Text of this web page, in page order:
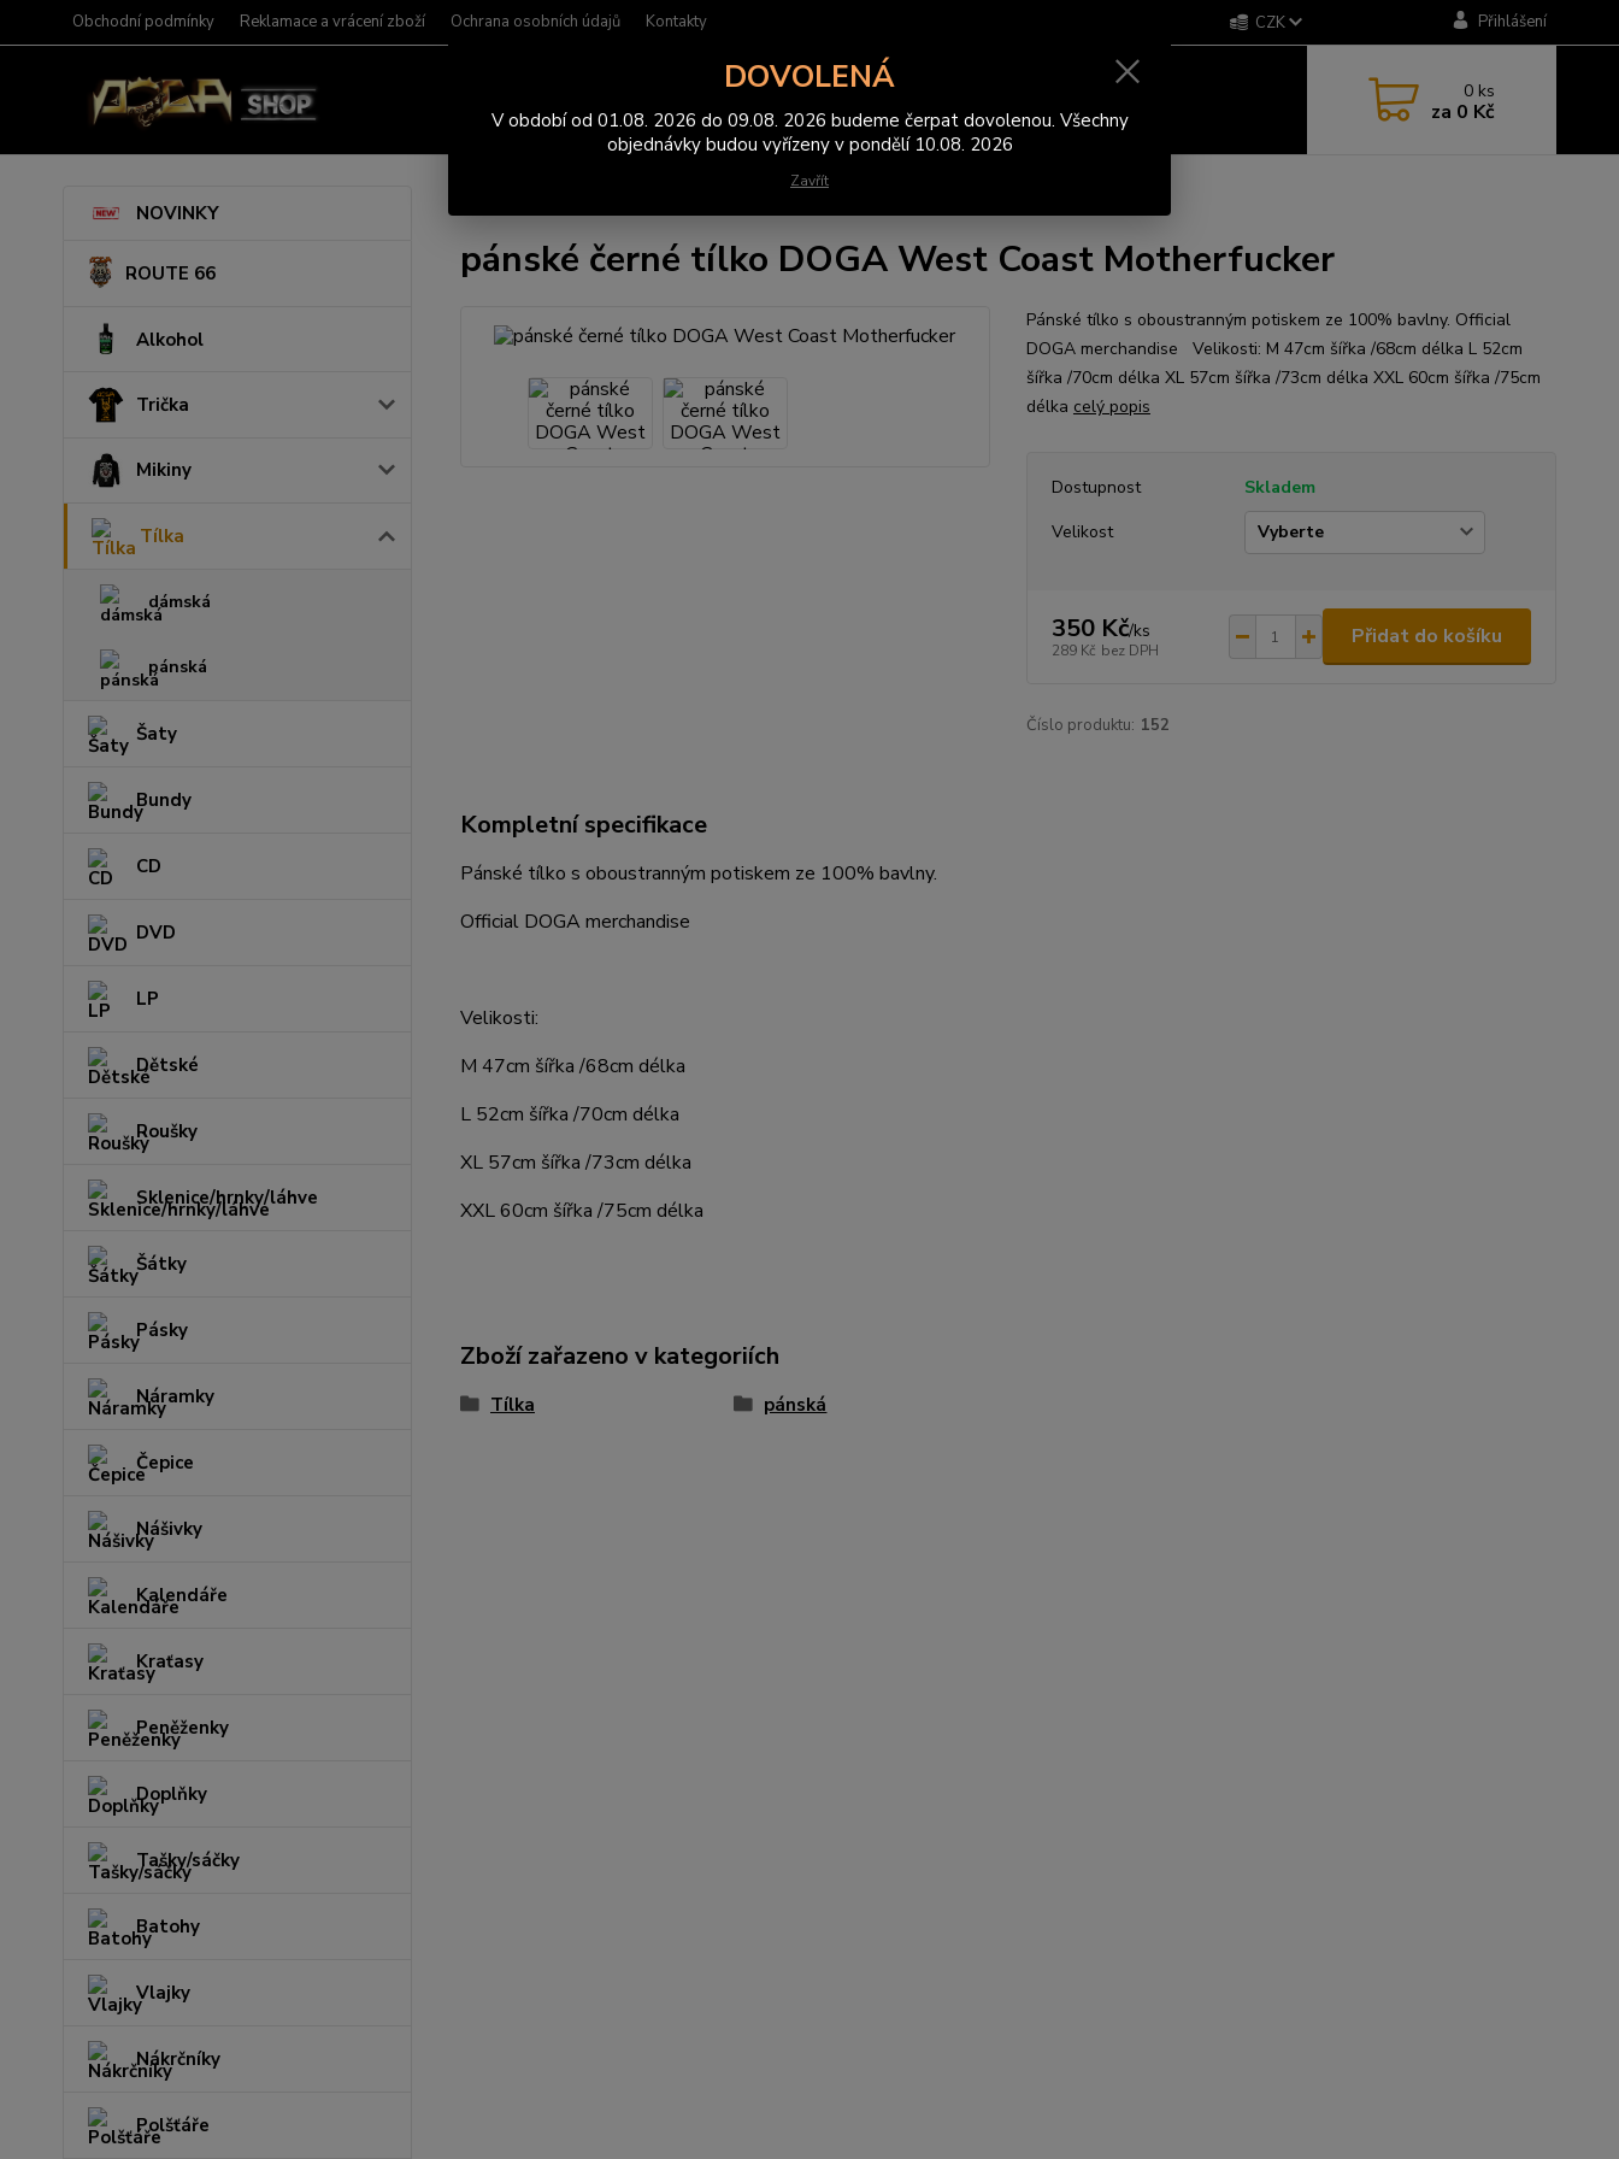
Obchodní podmínky Reklamace a vrácení zboží Ochrana osobních údajů Kontakty CZK Přihlášení
0 ks
za 0 Kč
NOVINKY
ROUTE 66
Alkohol
Trička
Mikiny
Tílka
dámská
pánská
Šaty
Bundy
CD
DVD
LP
Dětské
Roušky
Sklenice/hrnky/láhve
Šátky
Pásky
Náramky
Čepice
Nášivky
Kalendáře
Kraťasy
Peněženky
Doplňky
Tašky/sáčky
Batohy
Vlajky
Nákrčníky
Polšťáře
pánské černé tílko DOGA West Coast Motherfucker
Pánské tílko s oboustranným potiskem ze 100% bavlny. Official
DOGA merchandise Velikosti: M 47cm šířka /68cm délka L 52cm
šířka /70cm délka XL 57cm šířka /73cm délka XXL 60cm šířka /75cm
délka celý popis
Dostupnost
Skladem
Velikost
350 Kč/ks
289 Kč bez DPH
Přidat do košíku
Číslo produktu: 152
Kompletní specifikace
Pánské tílko s oboustranným potiskem ze 100% bavlny.
Official DOGA merchandise
Velikosti:
M 47cm šířka /68cm délka
L 52cm šířka /70cm délka
XL 57cm šířka /73cm délka
XXL 60cm šířka /75cm délka
Zboží zařazeno v kategoriích
Tílka pánská
DOVOLENÁ
V období od 01.08. 2026 do 09.08. 2026 budeme čerpat dovolenou. Všechny
objednávky budou vyřízeny v pondělí 10.08. 2026
Zavřít